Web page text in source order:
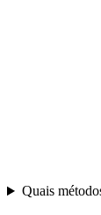
Quais